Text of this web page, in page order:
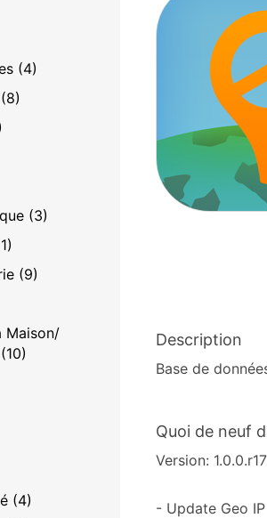
(4)
(3)
(9)
Maison/
(4)
Description
Base de
Quoi de neuf
Version: 1.0.0.r17
- Update Geo